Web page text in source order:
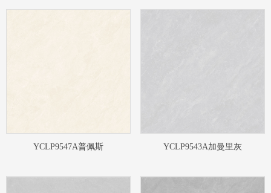
YCLP9547A普佩斯 YCLP9543A加曼里灰